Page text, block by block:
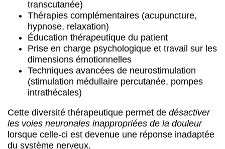
transcutanée)
Thérapies complémentaires (acupuncture,
hypnose, relaxation)
Éducation thérapeutique du patient
Prise en charge psychologique et travail sur les
dimensions émotionnelles
Techniques avancées de neurostimulation
(stimulation médullaire percutanée, pompes
intrathécales)
Cette diversité thérapeutique permet de désactiver
les voies neuronales inappropriées de la douleur
lorsque celle-ci est devenue une réponse inadaptée
du système nerveux.